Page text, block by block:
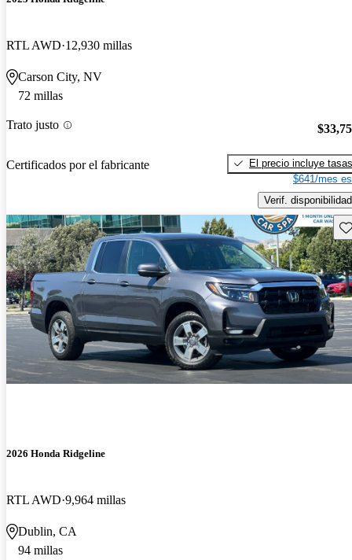
RTL AWD 12,930 millas
Carson City, NV
72 millas
Trato justo
Certificados por el fabricante
El precio incluye tasas
$641/mes
Verif. disponibilidad
2026 Honda Ridgeline
RTL AWD 9,964 millas
Dublin, CA
94 millas